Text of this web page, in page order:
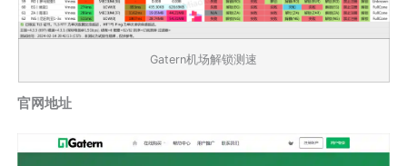
Gatern机场解锁测速
官网地址